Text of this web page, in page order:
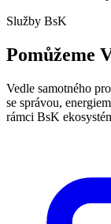
Služby BsK
Pomůžeme
Vedle samotného
se správou,
rámci BsK